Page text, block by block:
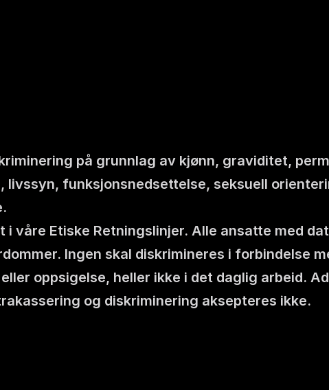
på grunnlag av kjønn, graviditet,
livssyn, funksjonsnedsettelse, seksuell
våre Etiske Retningslinjer. Alle ansatte med
Ingen skal diskrimineres i forbindelse
oppsigelse, heller ikke i det daglig arbeid.
og diskriminering aksepteres ikke.